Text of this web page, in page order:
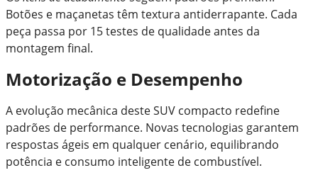
Botões e maçanetas têm textura antiderrapante. Cada
peça passa por 15 testes de qualidade antes da
montagem final.
Motorização e Desempenho
A evolução mecânica deste SUV compacto redefine
padrões de performance. Novas tecnologias garantem
respostas ágeis em qualquer cenário, equilibrando
potência e consumo inteligente de combustível.